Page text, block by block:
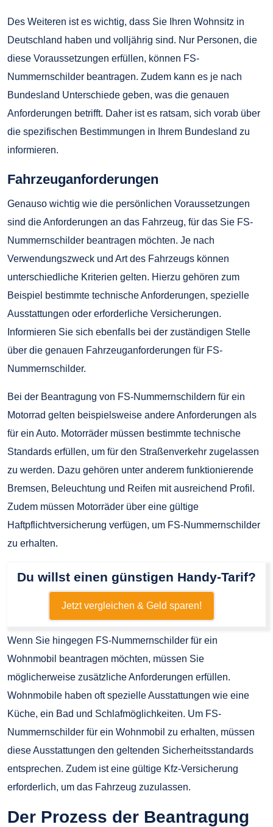
Des Weiteren ist es wichtig, dass Sie Ihren Wohnsitz in
Deutschland haben und volljährig sind. Nur Personen, die
diese Voraussetzungen erfüllen, können FS-
Nummernschilder beantragen. Zudem kann es je nach
Bundesland Unterschiede geben, was die genauen
Anforderungen betrifft. Daher ist es ratsam, sich vorab über
die spezifischen Bestimmungen in Ihrem Bundesland zu
informieren.
Fahrzeuganforderungen
Genauso wichtig wie die persönlichen Voraussetzungen
sind die Anforderungen an das Fahrzeug, für das Sie FS-
Nummernschilder beantragen möchten. Je nach
Verwendungszweck und Art des Fahrzeugs können
unterschiedliche Kriterien gelten. Hierzu gehören zum
Beispiel bestimmte technische Anforderungen, spezielle
Ausstattungen oder erforderliche Versicherungen.
Informieren Sie sich ebenfalls bei der zuständigen Stelle
über die genauen Fahrzeuganforderungen für FS-
Nummernschilder.
Bei der Beantragung von FS-Nummernschildern für ein
Motorrad gelten beispielsweise andere Anforderungen als
für ein Auto. Motorräder müssen bestimmte technische
Standards erfüllen, um für den Straßenverkehr zugelassen
zu werden. Dazu gehören unter anderem funktionierende
Bremsen, Beleuchtung und Reifen mit ausreichend Profil.
Zudem müssen Motorräder über eine gültige
Haftpflichtversicherung verfügen, um FS-Nummernschilder
zu erhalten.
Du willst einen günstigen Handy-Tarif?
Jetzt vergleichen & Geld sparen!
Wenn Sie hingegen FS-Nummernschilder für ein
Wohnmobil beantragen möchten, müssen Sie
möglicherweise zusätzliche Anforderungen erfüllen.
Wohnmobile haben oft spezielle Ausstattungen wie eine
Küche, ein Bad und Schlafmöglichkeiten. Um FS-
Nummernschilder für ein Wohnmobil zu erhalten, müssen
diese Ausstattungen den geltenden Sicherheitsstandards
entsprechen. Zudem ist eine gültige Kfz-Versicherung
erforderlich, um das Fahrzeug zuzulassen.
Der Prozess der Beantragung